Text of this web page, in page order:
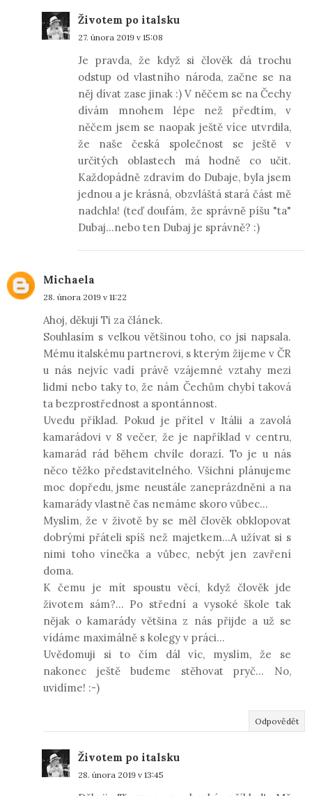
Životem po italsku
27. února 2019 v 15:08
Je pravda, že když si člověk dá trochu
odstup od vlastního národa, začne se na
něj dívat zase jinak :) V něčem se na Čechy
dívám mnohem lépe než předtím, v
něčem jsem se naopak ještě více utvrdila,
že naše česká společnost se ještě v
určitých oblastech má hodně co učit.
Každopádně zdravím do Dubaje, byla jsem
jednou a je krásná, obzvláštá stará část mě
nadchla! (teď doufám, že správně píšu "ta"
Dubaj...nebo ten Dubaj je správně? :)
Michaela
28. února 2019 v 11:22
Ahoj, děkuji Ti za článek.
Souhlasím s velkou většinou toho, co jsi napsala.
Mému italskému partnerovi, s kterým žijeme v ČR
u nás nejvíc vadí právě vzájemné vztahy mezi
lidmi nebo taky to, že nám Čechům chybí taková
ta bezprostřednost a spontánnost.
Uvedu příklad. Pokud je přítel v Itálii a zavolá
kamarádovi v 8 večer, že je například v centru,
kamarád rád během chvíle dorazí. To je u nás
něco těžko představitelného. Všichni plánujeme
moc dopředu, jsme neustále zaneprázdněni a na
kamarády vlastně čas nemáme skoro vůbec...
Myslím, že v životě by se měl člověk obklopovat
dobrými přáteli spíš než majetkem...A užívat si s
nimi toho vínečka a vůbec, nebýt jen zavření
doma.
K čemu je mít spoustu věcí, když člověk jde
životem sám?... Po střední a vysoké škole tak
nějak o kamarády většina z nás přijde a už se
vídáme maximálně s kolegy v práci...
Uvědomuji si to čím dál víc, myslím, že se
nakonec ještě budeme stěhovat pryč... No,
uvidíme! :-)
Odpovědět
Životem po italsku
28. února 2019 v 13:45